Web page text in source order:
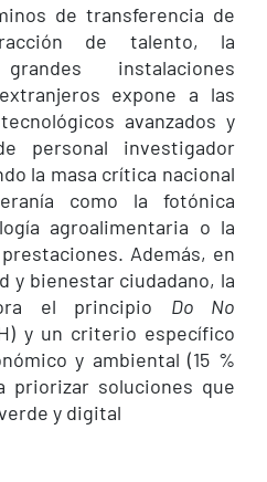
de transferencia de
de talento, la
instalaciones
expone a las
avanzados y
personal investigador
la masa crítica nacional
como la fotónica
agroalimentaria o la
Además, en
y bienestar ciudadano, la
el principio Do No
y un criterio específico
y ambiental (15 %
priorizar soluciones que
y digital